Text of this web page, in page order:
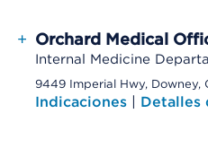
+ Orchard Medical
Internal Medicine
9449 Imperial Hwy, Downey,
Indicaciones | Detalles